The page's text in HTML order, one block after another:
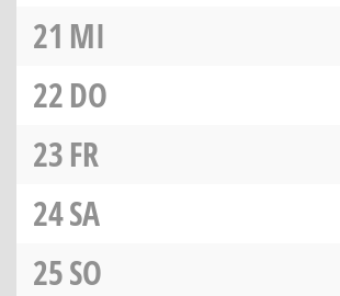
21 MI
22DO
23FR
24SA
25SO